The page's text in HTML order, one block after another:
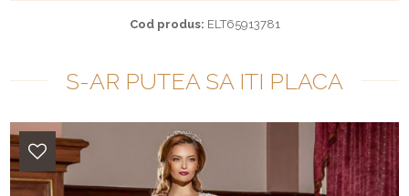
Cod produs: ELT65913781
S-AR PUTEA SA ITI PLACA